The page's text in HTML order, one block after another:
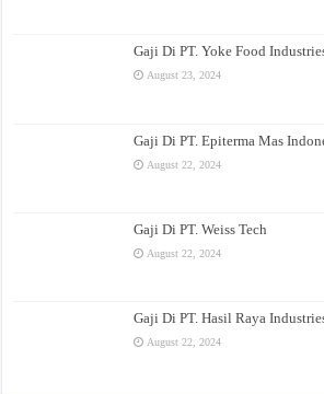
Gaji Di PT. Yoke Food
August 23, 2024
Gaji Di PT. Epiterma Mas
August 22, 2024
Gaji Di PT. Weiss Tech
August 22, 2024
Gaji Di PT. Hasil Raya
August 22, 2024